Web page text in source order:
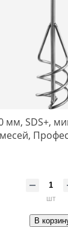
мм, SDS+,
шт
В